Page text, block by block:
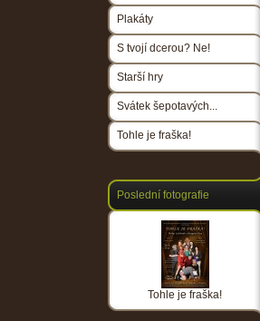
Plakáty
S tvojí dcerou? Ne!
Starší hry
Svátek šepotavých...
Tohle je fraška!
Poslední fotografie
Tohle je fraška!